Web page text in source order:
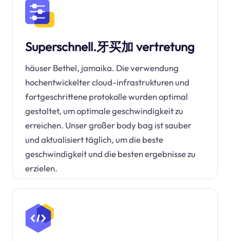
Superschnell.牙买加 vertretung
häuser Bethel, jamaika. Die verwendung
hochentwickelter cloud-infrastrukturen und
fortgeschrittene protokolle wurden optimal
gestaltet, um optimale geschwindigkeit zu
erreichen. Unser großer body bag ist sauber
und aktualisiert täglich, um die beste
geschwindigkeit und die besten ergebnisse zu
erzielen.